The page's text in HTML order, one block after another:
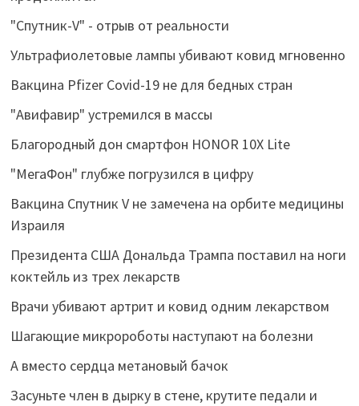
"Спутник-V" - отрыв от реальности
Ультрафиолетовые лампы убивают ковид мгновенно
Вакцина Pfizer Covid-19 не для бедных стран
"Авифавир" устремился в массы
Благородный дон смартфон HONOR 10X Lite
"МегаФон" глубже погрузился в цифру
Вакцина Спутник V не замечена на орбите медицины
Израиля
Президента США Дональда Трампа поставил на ноги
коктейль из трех лекарств
Врачи убивают артрит и ковид одним лекарством
Шагающие микророботы наступают на болезни
А вместо сердца метановый бачок
Засуньте член в дырку в стене, крутите педали и